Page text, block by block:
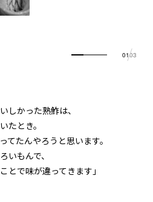
0103
しかった熟鮓は、
たとき。
てたんやろうと思います。
いもんで、
とで味が違ってきます」